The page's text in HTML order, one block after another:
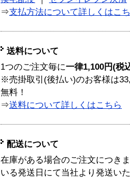
⇒支払方法について詳しくはこ
送料について
1つのご注文毎に一律1,100円(税
※売掛取引(後払い)のお客様は
無料！
⇒送料について詳しくはこちら
配送について
在庫がある場合のご注文につき
いる発送日にて当社より発送い